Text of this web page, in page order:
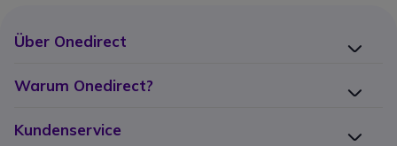
Über Onedirect
Warum Onedirect?
Kundenservice